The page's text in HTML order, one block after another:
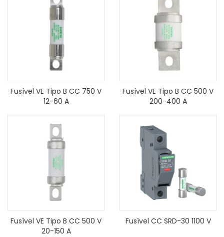
Fusível VE Tipo B CC 750 V
12-60 A
Fusível VE Tipo B CC 500 V
200-400 A
Fusível VE Tipo B CC 500 V
20-150 A
Fusível CC SRD-30 1100 V